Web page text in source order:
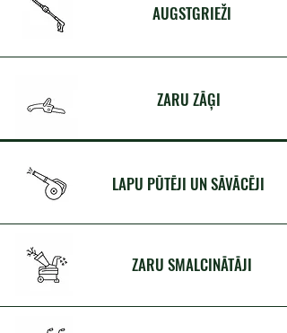
AUGSTGRIEŽI
ZARU ZĀĢI
LAPU PŪTĒJI UN SĀVĀCĒJI
ZARU SMALCINĀTĀJI